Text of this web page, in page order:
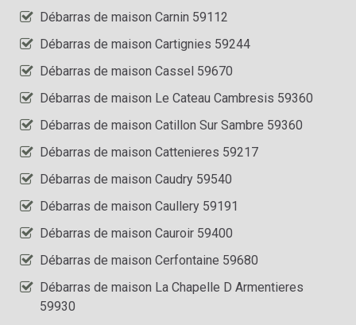
Débarras de maison Carnin 59112
Débarras de maison Cartignies 59244
Débarras de maison Cassel 59670
Débarras de maison Le Cateau Cambresis 59360
Débarras de maison Catillon Sur Sambre 59360
Débarras de maison Cattenieres 59217
Débarras de maison Caudry 59540
Débarras de maison Caullery 59191
Débarras de maison Cauroir 59400
Débarras de maison Cerfontaine 59680
Débarras de maison La Chapelle D Armentieres
59930